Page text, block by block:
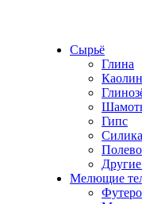
Сырьё
Глина
Каолин
Гипс
Мелющие